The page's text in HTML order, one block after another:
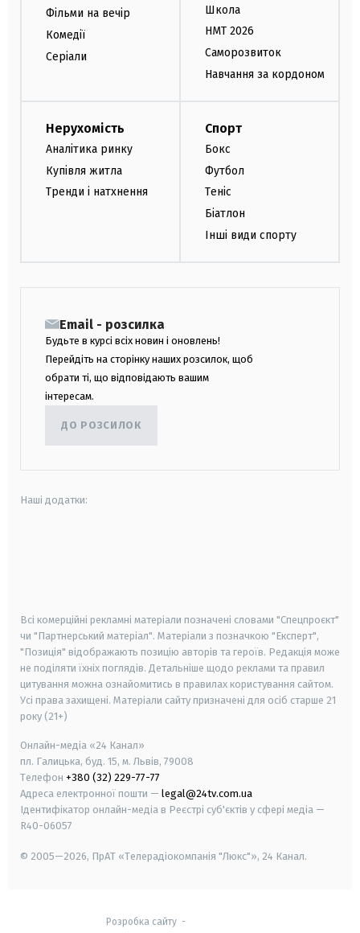
Фільми на вечір
Комедії
Серіали
Школа
НМТ 2026
Саморозвиток
Навчання за кордоном
Нерухомість
Аналітика ринку
Купівля житла
Тренди і натхнення
Спорт
Бокс
Футбол
Теніс
Біатлон
Інші види спорту
Email - розсилка
Будьте в курсі всіх новин і оновлень!
Перейдіть на сторінку наших розсилок, щоб
обрати ті, що відповідають вашим
інтересам.
ДО РОЗСИЛОК
Наші додатки:
Всі комерційні рекламні матеріали позначені словами "Спецпроєкт"
чи "Партнерський матеріал". Матеріали з позначкою "Експерт",
"Позиція" відображають позицію авторів та героїв. Редакція може
не поділяти їхніх поглядів. Детальніше щодо реклами та правил
цитування можна ознайомитись в правилах користування сайтом.
Усі права захищені. Матеріали сайту призначені для осіб старше 21
року (21+)
Онлайн-медіа «24 Канал»
пл. Галицька, буд. 15, м. Львів, 79008
Телефон +380 (32) 229-77-77
Адреса електронної пошти — legal@24tv.com.ua
Ідентифікатор онлайн-медіа в Реєстрі суб'єктів у сфері медіа —
R40-06057
© 2005—2026, ПрАТ «Телерадіокомпанія "Люкс"», 24 Канал.
Розробка сайту-